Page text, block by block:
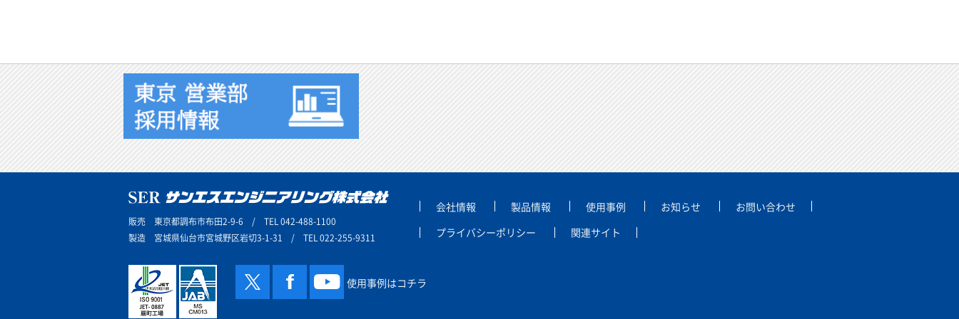
販売 東京都調布市布田2-9-6 / TEL 042-488-1100
製造 宮城県仙台市宮城野区岩切3-1-31 / TEL 022-255-9311
会社情報 製品情報 使用事例 お知らせ
お問い合わせ
プライバシーポリシー
関連サイト
使用事例はコチラ